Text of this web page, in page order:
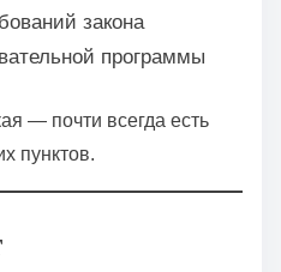
закона
программы
— почти всегда есть
пунктов.